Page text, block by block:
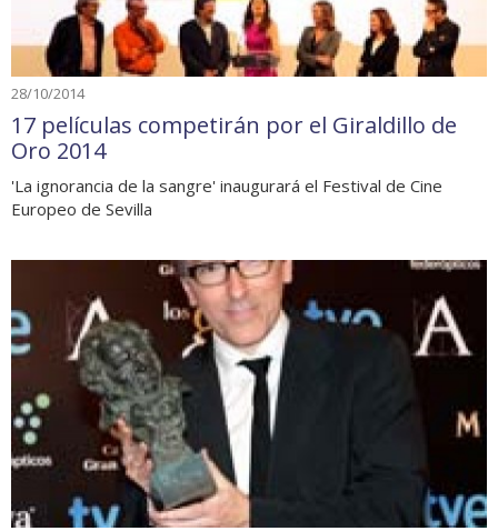
28/10/2014
17 películas competirán por el Giraldillo de
Oro 2014
'La ignorancia de la sangre' inaugurará el Festival de Cine
Europeo de Sevilla